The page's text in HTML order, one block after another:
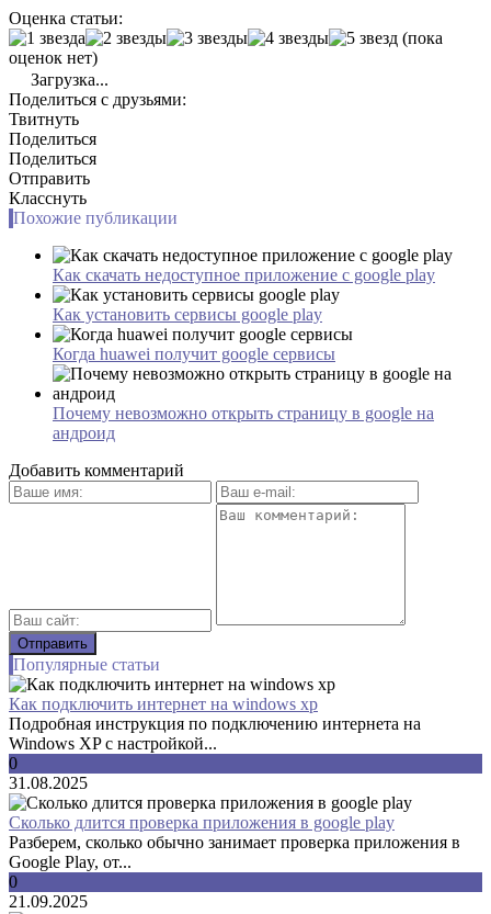
Оценка статьи:
(пока
оценок нет)
Загрузка...
Поделиться с друзьями:
Твитнуть
Поделиться
Поделиться
Отправить
Класснуть
Похожие публикации
Как скачать недоступное приложение с google play
Как установить сервисы google play
Когда huawei получит google сервисы
Почему невозможно открыть страницу в google на
андроид
Добавить комментарий
Популярные статьи
Как подключить интернет на windows xp
Подробная инструкция по подключению интернета на
Windows XP с настройкой...
0
31.08.2025
Сколько длится проверка приложения в google play
Разберем, сколько обычно занимает проверка приложения в
Google Play, от...
0
21.09.2025